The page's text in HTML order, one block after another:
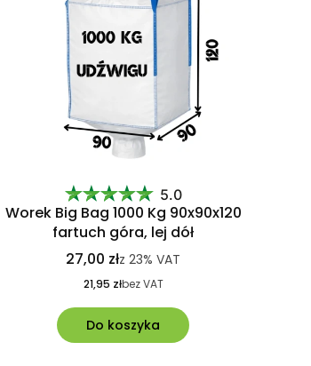
5.0
Worek Big Bag 1000 Kg 90x90x120
fartuch góra, lej dół
27,00 złz23% VAT
21,95 złbez VAT
Do koszyka